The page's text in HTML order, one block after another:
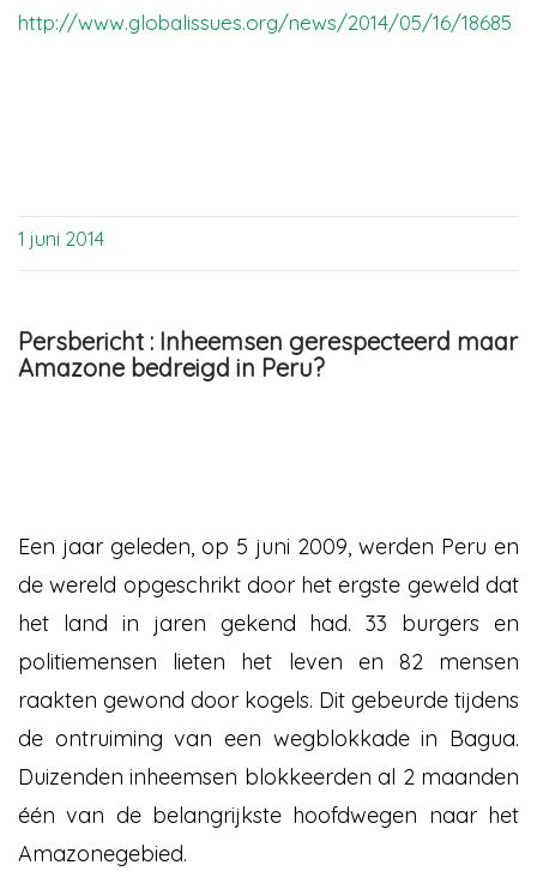
http://www.globalissues.org/news/2014/05/16/18685
1 juni 2014
Persbericht : Inheemsen gerespecteerd maar
Amazone bedreigd in Peru?
Een jaar geleden, op 5 juni 2009, werden Peru en
de wereld opgeschrikt door het ergste geweld dat
het land in jaren gekend had. 33 burgers en
politiemensen lieten het leven en 82 mensen
raakten gewond door kogels. Dit gebeurde tijdens
de ontruiming van een wegblokkade in Bagua.
Duizenden inheemsen blokkeerden al 2 maanden
één van de belangrijkste hoofdwegen naar het
Amazonegebied.